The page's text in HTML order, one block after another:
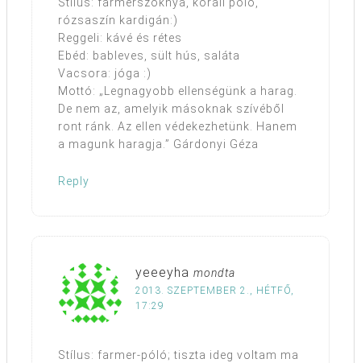
Stílus: farmerszoknya, korall póló,
rózsaszín kardigán:)
Reggeli: kávé és rétes
Ebéd: bableves, sült hús, saláta
Vacsora: jóga :)
Mottó: „Legnagyobb ellenségünk a harag.
De nem az, amelyik másoknak szívéből
ront ránk. Az ellen védekezhetünk. Hanem
a magunk haragja.” Gárdonyi Géza
Reply
yeeeyha mondta
2013. SZEPTEMBER 2., HÉTFŐ,
17:29
Stílus: farmer-póló; tiszta ideg voltam ma